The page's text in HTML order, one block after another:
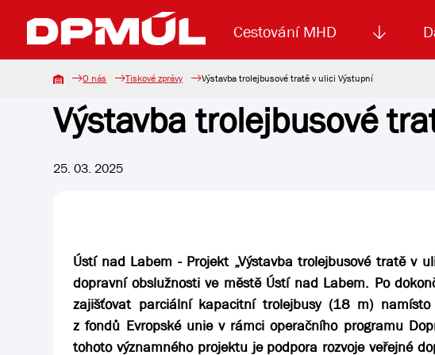
Cestování MHD
Uzavření mostu Dr. E. Beneše Koupit jízdenku
Lanová dráha Reklama Smluvní
Základní údaje Aktuality
O nás Tiskové zprávy Výstavba trolejbusové tratě v ulici Výstupní
Výstavba trolejbusové
25. 03. 2025
Ústí nad Labem - Projekt „Výstavba trolejbusové tratě v
dopravní obslužnosti ve městě Ústí nad Labem. Po
zajišťovat parciální kapacitní trolejbusy (18 m)
z fondů Evropské unie v rámci operačního programu
tohoto významného projektu je podpora rozvoje veřejné